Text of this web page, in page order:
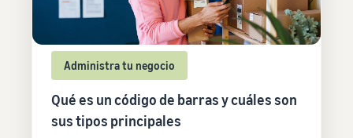
Administra tu negocio
Qué es un código de barras y cuáles son
sus tipos principales